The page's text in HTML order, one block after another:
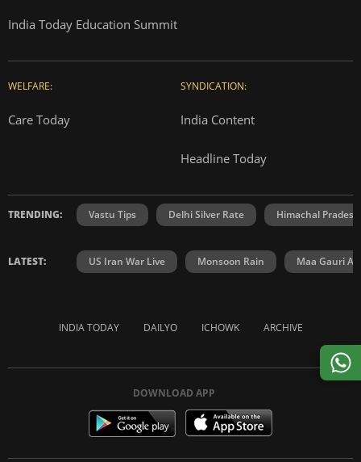
India Today Education Summit
WELFARE:
Care Today
SYNDICATION:
India Content
Headline Today
TRENDING: Vastu Tips Delhi Silver Rate Himachal
LATEST: US Iran War Live Monsoon Rain Maa Gauri
INDIA TODAY DAILYO ICHOWK ARCHIVE
DOWNLOAD APP